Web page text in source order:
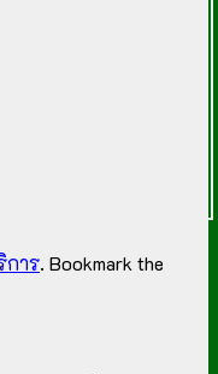
การ. Bookmark the